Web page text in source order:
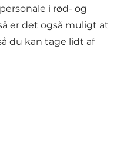
i rød- og
er det også muligt at
du kan tage lidt af